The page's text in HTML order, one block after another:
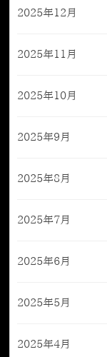
2025年12月
2025年11月
2025年10月
2025年9月
2025年8月
2025年7月
2025年6月
2025年5月
2025年4月